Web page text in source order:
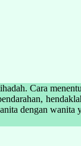
Cara
dengan wanita